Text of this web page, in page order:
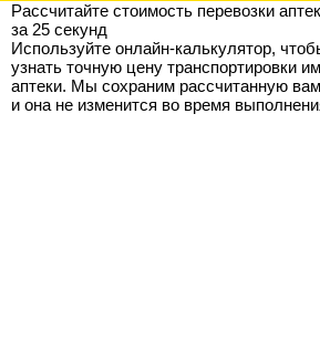
Рассчитайте стоимость перевозки
за 25 секунд
Используйте онлайн-калькулятор,
узнать точную цену транспортировки
аптеки. Мы сохраним рассчитанную
и она не изменится во время